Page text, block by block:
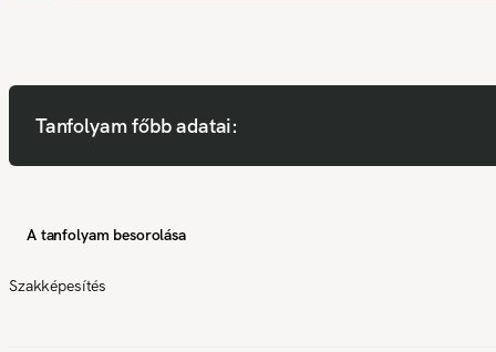
Tanfolyam főbb adatai:
A tanfolyam besorolása
Szakképesítés